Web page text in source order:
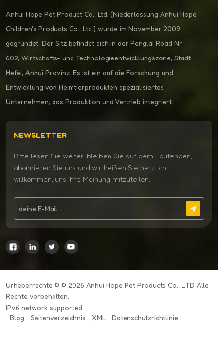
Anhui Hope Pet Product Co., Ltd. (Niederlassung Anhui Hope
Children's Products Co., Ltd.) wurde im November 2009
gegründet. Der Sitz befindet sich in der Penglai Road Nr.
602, Wirtschafts- und Technologieentwicklungszone, Stadt
Hefei, Anhui Provinz. Es ist ein auf die Forschung und
Entwicklung von Heimtierprodukten spezialisiertes
Unternehmen, das Produktion und Vertrieb integriert.
NEWSLETTER
Bitte lesen Sie weiter, bleiben Sie auf dem Laufenden,
abonnieren Sie uns und wir heißen Sie herzlich
willkommen, uns Ihre Meinung mitzuteilen.
Urheberrechte © © 2026 Anhui Hope Pet Products Co., LTD Alle
Rechte vorbehalten.
IPv6 network supported.
Blog
Seitenverzeichnis XML Datenschutzrichtlinie